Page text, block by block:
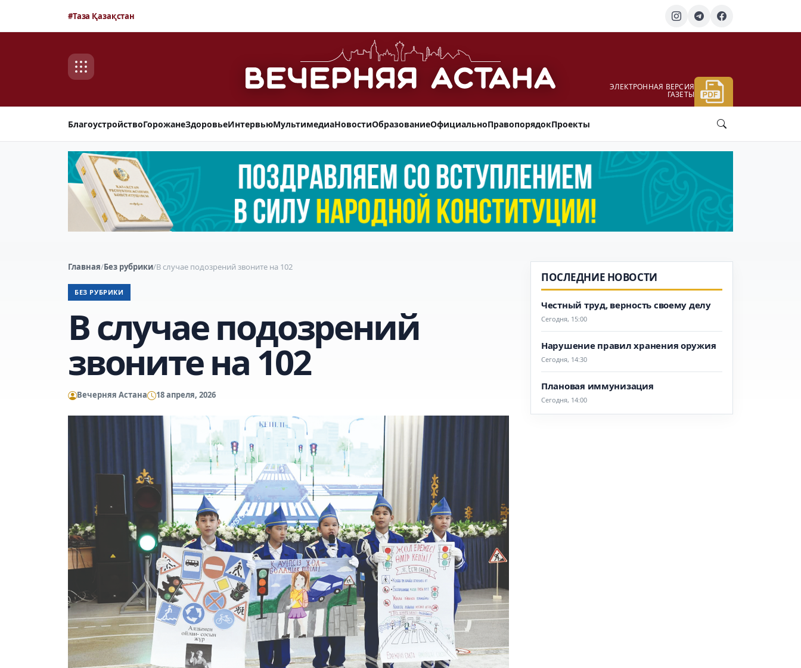
#Таза Қазақстан
ЭЛЕКТРОННАЯ ВЕРСИЯ
ГАЗЕТЫ
БлагоустройствоГорожанеЗдоровьеИнтервьюМультимедиаНовостиОбразованиеОфициальноПравопорядокПроекты
Главная/Без рубрики/В случае подозрений звоните на 102
БЕЗ РУБРИКИ
В случае подозрений
звоните на 102
Вечерняя Астана 18 апреля, 2026
ПОСЛЕДНИЕ НОВОСТИ
Честный труд, верность своему делу
Сегодня, 15:00
Нарушение правил хранения оружия
Сегодня, 14:30
Плановая иммунизация
Сегодня, 14:00